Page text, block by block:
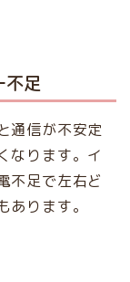
不足
通信が不安定
なります。イ
不足で左右ど
ります。